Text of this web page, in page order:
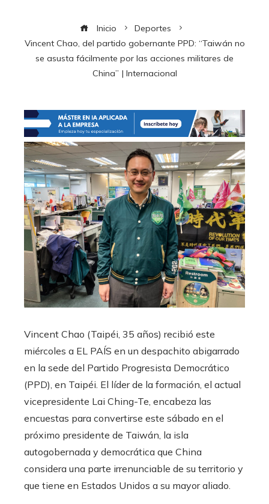
Inicio
Deportes
Vincent Chao, del partido gobernante PPD: “Taiwán no
se asusta fácilmente por las acciones militares de
China” | Internacional
Vincent Chao (Taipéi, 35 años) recibió este
miércoles a EL PAÍS en un despachito abigarrado
en la sede del Partido Progresista Democrático
(PPD), en Taipéi. El líder de la formación, el actual
vicepresidente Lai Ching-Te, encabeza las
encuestas para convertirse este sábado en el
próximo presidente de Taiwán, la isla
autogobernada y democrática que China
considera una parte irrenunciable de su territorio y
que tiene en Estados Unidos a su mayor aliado.